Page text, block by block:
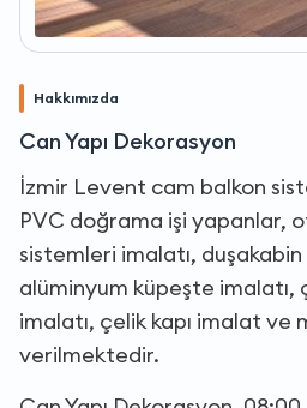
Hakkımızda
Can Yapı Dekorasyon
İzmir Levent cam balkon
PVC doğrama işi yapanlar,
sistemleri imalatı,
alüminyum küpeşte imalatı,
imalatı, çelik kapı imalat
verilmektedir.